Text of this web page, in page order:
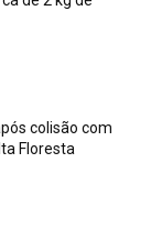
colisão com
Floresta